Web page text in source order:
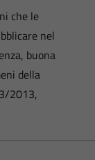
che le
nel
buona
della
2013,